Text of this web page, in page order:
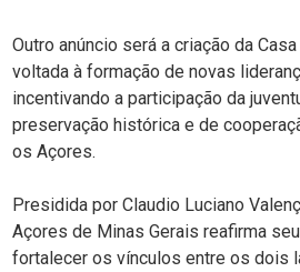
Outro anúncio será a criação da
voltada à formação de novas
incentivando a participação da
preservação histórica e de
os Açores.
Presidida por Claudio Luciano
Açores de Minas Gerais reafirma
fortalecer os vínculos entre os dois